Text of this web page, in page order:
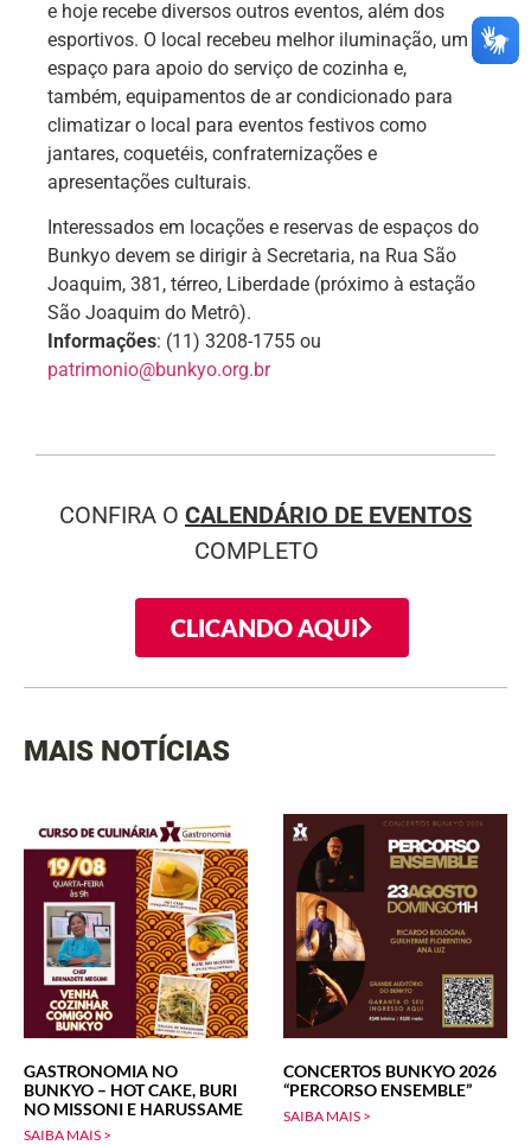
e hoje recebe diversos outros eventos, além dos
esportivos. O local recebeu melhor iluminação, um
espaço para apoio do serviço de cozinha e,
também, equipamentos de ar condicionado para
climatizar o local para eventos festivos como
jantares, coquetéis, confraternizações e
apresentações culturais.
Interessados em locações e reservas de espaços do
Bunkyo devem se dirigir à Secretaria, na Rua São
Joaquim, 381, térreo, Liberdade (próximo à estação
São Joaquim do Metrô).
Informações: (11) 3208-1755 ou
patrimonio@bunkyo.org.br
CONFIRA O CALENDÁRIO DE EVENTOS
COMPLETO
CLICANDO AQUI
MAIS NOTÍCIAS
GASTRONOMIA NO
BUNKYO – HOT CAKE, BURI
NO MISSONI E HARUSSAME
SAIBA MAIS >
CONCERTOS BUNKYO 2026
“PERCORSO ENSEMBLE”
SAIBA MAIS >